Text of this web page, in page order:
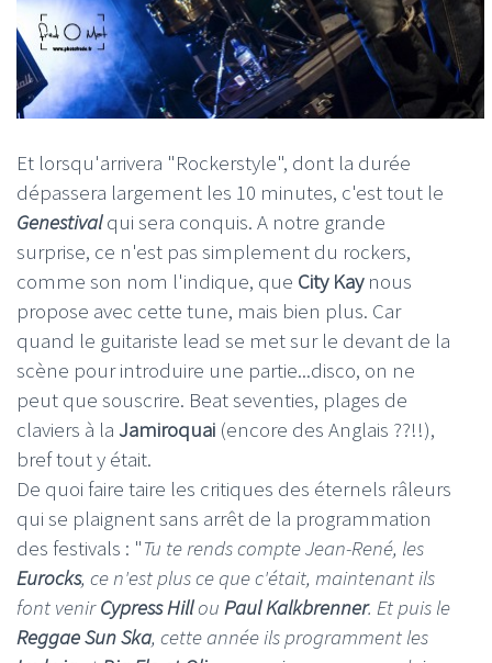
Et lorsqu'arrivera "Rockerstyle", dont la durée
dépassera largement les 10 minutes, c'est tout le
Genestivalqui sera conquis. A notre grande
surprise, ce n'est pas simplement du rockers,
comme son nom l'indique, que City Kaynous
propose avec cette tune, mais bien plus. Car
quand le guitariste lead se met sur le devant de la
scène pour introduire une partie...disco, on ne
peut que souscrire. Beat seventies, plages de
claviers à la Jamiroquai (encore des Anglais ??!!),
bref tout y était.
De quoi faire taire les critiques des éternels râleurs
qui se plaignent sans arrêt de la programmation
des festivals : "Tu te rends compte Jean-René, les
Eurocks, ce n'est plus ce que c'était, maintenant ils
font venirCypress Hillou Paul Kalkbrenner. Et puis le
Reggae Sun Ska, cette année ils programment les